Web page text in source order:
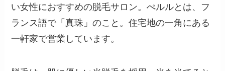
い女性におすすめの脱毛サロン。ぺルルとは、フ
ランス語で「真珠」のこと。住宅地の一角にある
一軒家で営業しています。